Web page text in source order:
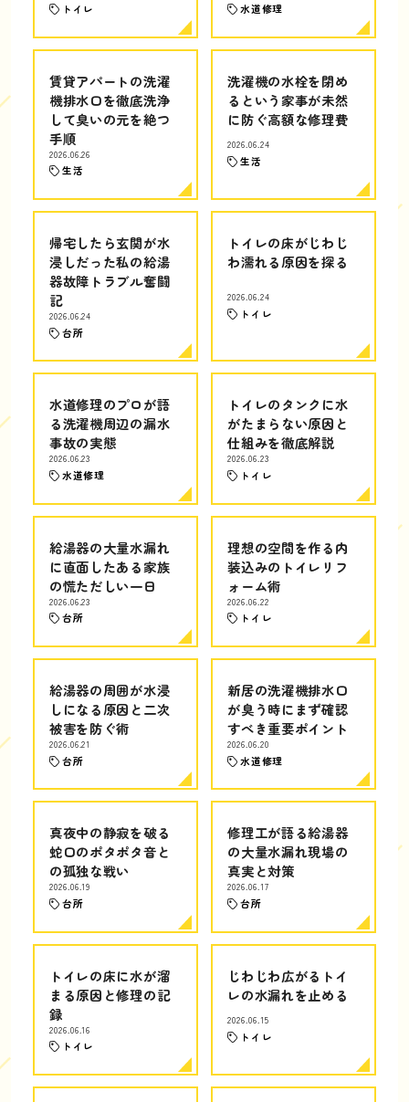
トイレ 水道修理
賃貸アパートの洗濯
機排水口を徹底洗浄
して臭いの元を絶つ
手順
2026.06.26
生活
洗濯機の水栓を閉め
るという家事が未然
に防ぐ高額な修理費
2026.06.24
生活
帰宅したら玄関が水
浸しだった私の給湯
器故障トラブル奮闘
記
2026.06.24
台所
トイレの床がじわじ
わ濡れる原因を探る
2026.06.24
トイレ
水道修理のプロが語
る洗濯機周辺の漏水
事故の実態
2026.06.23
水道修理
トイレのタンクに水
がたまらない原因と
仕組みを徹底解説
2026.06.23
トイレ
給湯器の大量水漏れ
に直面したある家族
の慌ただしい一日
2026.06.23
台所
理想の空間を作る内
装込みのトイレリフ
ォーム術
2026.06.22
トイレ
給湯器の周囲が水浸
しになる原因と二次
被害を防ぐ術
2026.06.21
台所
新居の洗濯機排水口
が臭う時にまず確認
すべき重要ポイント
2026.06.20
水道修理
真夜中の静寂を破る
蛇口のポタポタ音と
の孤独な戦い
2026.06.19
台所
修理工が語る給湯器
の大量水漏れ現場の
真実と対策
2026.06.17
台所
トイレの床に水が溜
まる原因と修理の記
録
2026.06.16
トイレ
じわじわ広がるトイ
レの水漏れを止める
2026.06.15
トイレ